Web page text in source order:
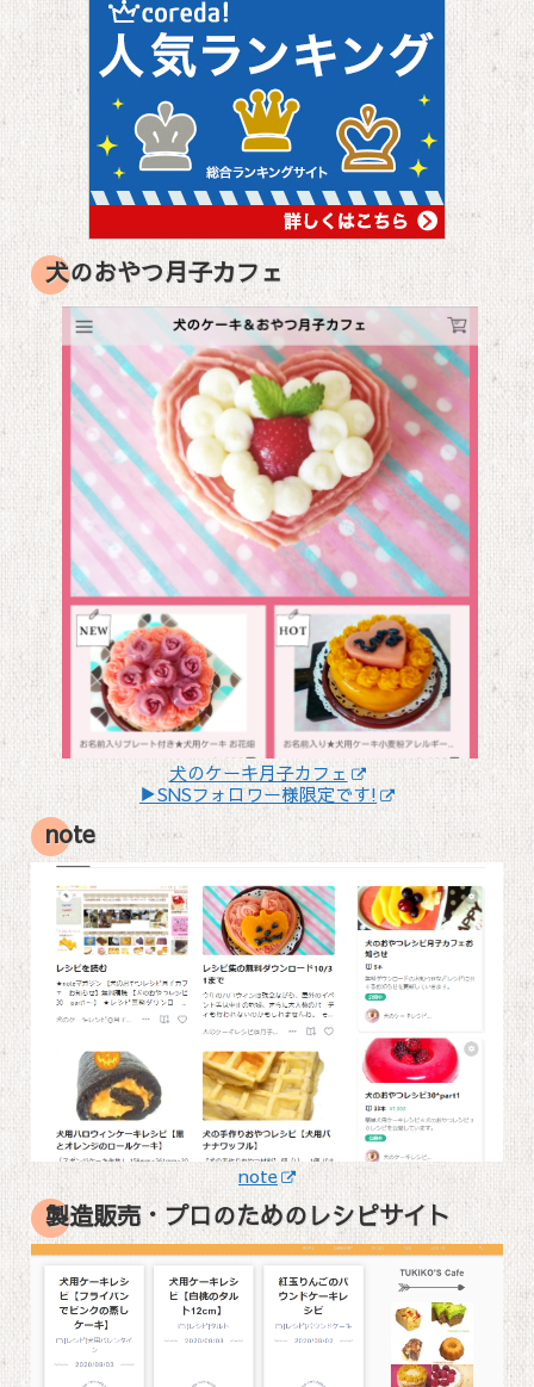
犬のおやつ月子カフェ
犬のケーキ月子カフェ
▶SNSフォロワー様限定です!
note
note
製造販売・プロのためのレシピサイト